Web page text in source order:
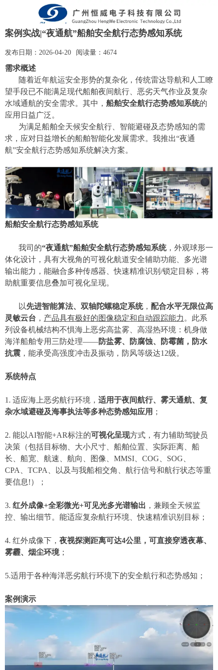
案例实战|“夜通航”船舶安全航行态势感知系统
发布日期： 2026-04-20 阅读量： 4674
需求概述
随着近年航运安全形势的复杂化，传统雷达导航和人工瞭
望手段已不能满足现代船舶夜间航行、恶劣天气作业及复杂
水域通航的安全需求。其中， 船舶安全航行态势感知系统的
应用日益广泛。
为满足船舶全天候安全航行、智能避碰及态势感知的需
求， 应对日益增长的船舶智能化发展需求。 我推出“夜通
航”安全航行态势感知系统解决方案。
船舶安全航行态势感知系统
我司的“夜通航”船舶安全航行态势感知系统，外观球形一
体化设计，具有大视角的可视化航道安全辅助功能、 多光谱
输出能力，能融合多种传感器、快速精准识别 /锁定 目标 ， 将
助航重要信息叠加可视化呈现。
以先进智能算法、 双轴陀螺稳定系统， 配合水平无限位高
灵敏云台 ， 产品具有极好的图像稳定和自动跟踪能力。此系
列设备机械结构不惧海上恶劣高盐雾、高湿热环境：机身做
海洋船舶专用三防处理——防盐雾、防腐蚀、防霉菌，防水
抗震 ，能承受高强度冲击及振动，防风等级达12级。
系统特点
1. 适应海上恶劣航行环境， 适用于夜间航行、雾天通航、复
杂水域避碰及海事执法等多种态势感知应用 ；
2. 能以AI智能+AR标注的可视化呈现方式，有力辅助驾驶员
决策 （包括目标物、大小尺寸、船舶位置、实际距离、船
长、船宽、航速、航向、图像、 MMSI、COG、SOG、
CPA、TCPA、以及与我船相交角、航行信号和航行状态等重
要信息!）
；
3. 红外成像+全彩微光+可见光多光谱输出 ，兼顾全天候监
控、输出细节。能适应复杂航行环境、快速精准识别目标；
4. 红外成像下， 夜视探测 距离可达4公里，可直接穿透夜幕、
雾霾、烟尘环境；
5.适用于各种海洋恶劣航行环境下的安全航行和态势感知；
案例演示